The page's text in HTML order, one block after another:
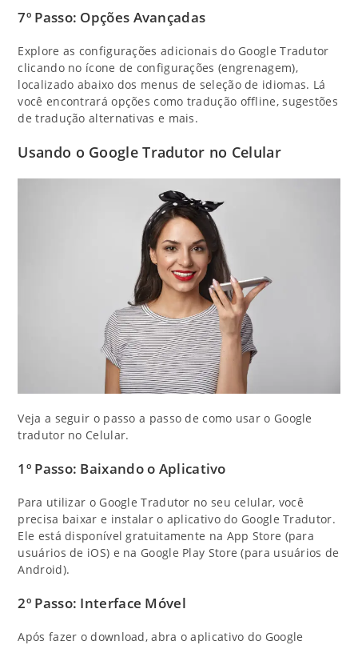
7º Passo: Opções Avançadas
Explore as configurações adicionais do Google Tradutor
clicando no ícone de configurações (engrenagem),
localizado abaixo dos menus de seleção de idiomas. Lá
você encontrará opções como tradução offline, sugestões
de tradução alternativas e mais.
Usando o Google Tradutor no Celular
Veja a seguir o passo a passo de como usar o Google
tradutor no Celular.
1º Passo: Baixando o Aplicativo
Para utilizar o Google Tradutor no seu celular, você
precisa baixar e instalar o aplicativo do Google Tradutor.
Ele está disponível gratuitamente na App Store (para
usuários de iOS) e na Google Play Store (para usuários de
Android).
2º Passo: Interface Móvel
Após fazer o download, abra o aplicativo do Google